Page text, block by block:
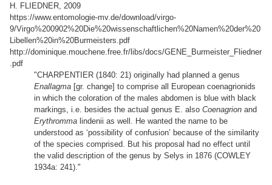
H. FLIEDNER, 2009
https://www.entomologie-mv.de/download/virgo-
9/Virgo%200902%20Die%20wissenschaftlichen%20Namen%20der%20
Libellen%20in%20Burmeisters.pdf
http://dominique.mouchene.free.fr/libs/docs/GENE_Burmeister_Fliedner
.pdf
"CHARPENTIER (1840: 21) originally had planned a genus
Enallagma [gr. change] to comprise all European coenagrionids
in which the coloration of the males abdomen is blue with black
markings, i.e. besides the actual genus E. also Coenagrion and
Erythromma lindenii as well. He wanted the name to be
understood as ‘possibility of confusion’ because of the similarity
of the species comprised. But his proposal had no effect until
the valid description of the genus by Selys in 1876 (COWLEY
1934a: 241)."